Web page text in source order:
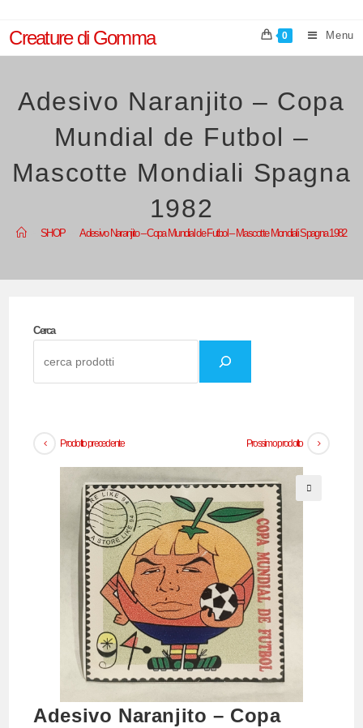
Creature di Gomma 0 Menu
Adesivo Naranjito – Copa
Mundial de Futbol –
Mascotte Mondiali Spagna
1982
SHOP Adesivo Naranjito – Copa Mundial de Futbol – Mascotte Mondiali Spagna 1982
Cerca
Prodotto precedente Prossimo prodotto
Adesivo Naranjito – Copa